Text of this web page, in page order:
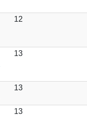
12
13
13
13